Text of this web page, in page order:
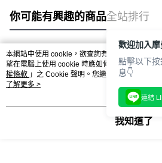
你可能有興趣的商品全站排行
熱門標籤
本網站中使用 cookie，欲查詢有關本網站使用
望在電腦上使用 cookie 時應如何變更電腦的
權條款 」之 Cookie 聲明。您繼續使用本網站即
用條款之 Cookie 聲明使用 cookie。
了解更多 >
我知道了
歡迎加入
點擊以下
息👇
連結